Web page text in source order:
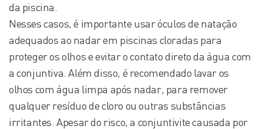
da piscina.
Nesses casos, é importante usar óculos de natação
adequados ao nadar em piscinas cloradas para
proteger os olhos e evitar o contato direto da água com
a conjuntiva. Além disso, é recomendado lavar os
olhos com água limpa após nadar, para remover
qualquer resíduo de cloro ou outras substâncias
irritantes. Apesar do risco, a conjuntivite causada por